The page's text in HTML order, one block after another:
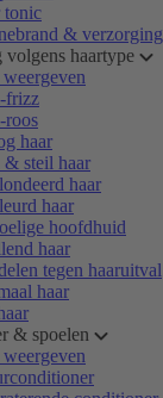
tonic
& verzorging
volgens haartype
frizz
roos
haar
& steil haar
haar
haar
hoofdhuid
haar
tegen haaruitval
haar
& spoelen